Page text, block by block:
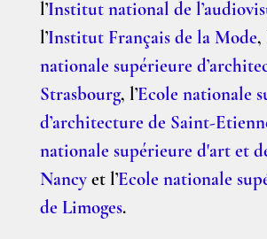
l’Institut national de
l’Institut Français de la Mode,
nationale supérieure
Strasbourg, l’Ecole nationale
d’architecture de Saint-
nationale supérieure d'art et
Nancyet l’Ecole nationale
de Limoges.